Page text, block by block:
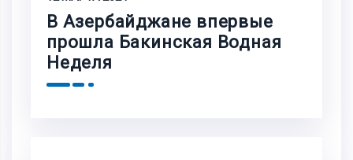
В Азербайджане впервые
прошла Бакинская Водная
Неделя